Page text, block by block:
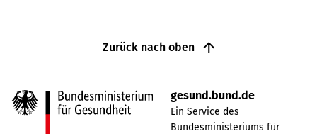
Zurück nach oben
gesund.bund.de
Ein Service des
Bundesministeriums für